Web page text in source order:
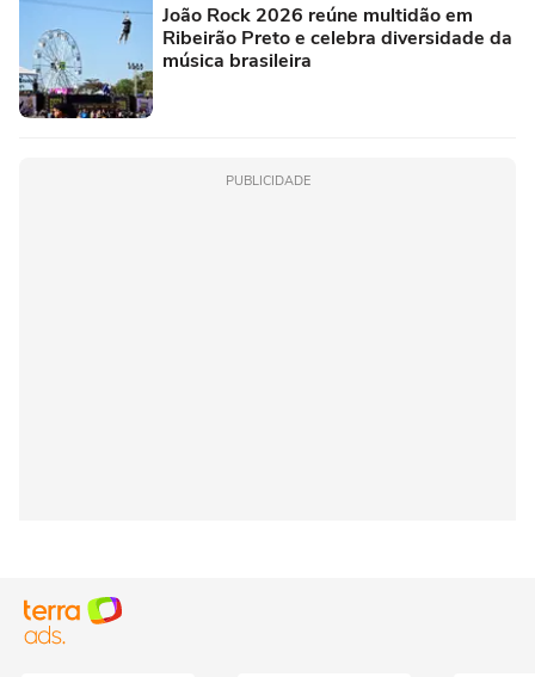
João Rock 2026 reúne multidão em
Ribeirão Preto e celebra diversidade da
música brasileira
PUBLICIDADE